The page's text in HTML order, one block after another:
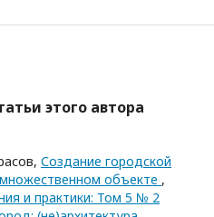
этого автора
Создание городской
объекте ,
и практики: Том 5 № 2